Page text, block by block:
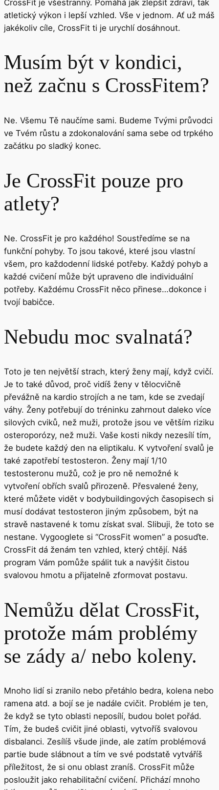
CrossFit je všestranný. Pomáhá jak zlepšit zdraví, tak
atletický výkon i lepší vzhled. Vše v jednom. Ať už máš
jakékoliv cíle, CrossFit ti je urychlí dosáhnout.
Musím být v kondici,
než začnu s CrossFitem?
Ne. Všemu Tě naučíme sami. Budeme Tvými průvodci
ve Tvém růstu a zdokonalování sama sebe od trpkého
začátku po sladký konec.
Je CrossFit pouze pro
atlety?
Ne. CrossFit je pro každého! Soustředíme se na
funkční pohyby. To jsou takové, které jsou vlastní
všem, pro každodenní lidské potřeby. Každý pohyb a
každé cvičení může být upraveno dle individuální
potřeby. Každému CrossFit něco přinese…dokonce i
tvojí babičce.
Nebudu moc svalnatá?
Toto je ten největší strach, který ženy mají, když cvičí.
Je to také důvod, proč vidíš ženy v tělocvičně
převážně na kardio strojích a ne tam, kde se zvedají
váhy. Ženy potřebují do tréninku zahrnout daleko více
silových cviků, než muži, protože jsou ve větším riziku
osteroporózy, než muži. Vaše kosti nikdy nezesílí tím,
že budete každý den na eliptikalu. K vytvoření svalů je
také zapotřebí testosteron. Ženy mají 1/10
testosteronu mužů, což je pro ně nemožné k
vytvoření obřích svalů přirozeně. Přesvalené ženy,
které můžete vidět v bodybuildingových časopisech si
musí dodávat testosteron jiným způsobem, být na
stravě nastavené k tomu získat sval. Slibuji, že toto se
nestane. Vygooglete si “CrossFit women” a posuďte.
CrossFit dá ženám ten vzhled, který chtějí. Náš
program Vám pomůže spálit tuk a navýšit čistou
svalovou hmotu a přijatelně zformovat postavu.
Nemůžu dělat CrossFit,
protože mám problémy
se zády a/ nebo koleny.
Mnoho lidí si zranilo nebo přetáhlo bedra, kolena nebo
ramena atd. a bojí se je nadále cvičit. Problém je ten,
že když se tyto oblasti neposílí, budou bolet pořád.
Tím, že budeš cvičit jiné oblasti, vytvoříš svalovou
disbalanci. Zesílíš všude jinde, ale zatím problémová
partie bude slábnout a tím ve své podstatě vytváříš
příležitost, že si onu oblast zraníš. CrossFit může
posloužit jako rehabilitační cvičení. Přichází mnoho